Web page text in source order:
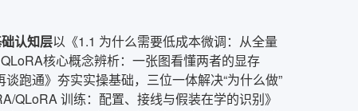
认知层以《1.1 为什么需要低成本微调：从全量
核心概念辨析：一张图看懂两者的显存
跑通》夯实实操基础，三位一体解决“为什么做”
QLoRA 训练：配置、接线与假装在学的识别》